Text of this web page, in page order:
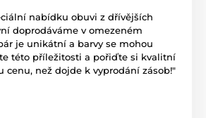
nabídku obuvi z dřívějších
doprodáváme v omezeném
je unikátní a barvy se mohou
této příležitosti a pořiďte si kvalitní
cenu, než dojde k vyprodání zásob!"